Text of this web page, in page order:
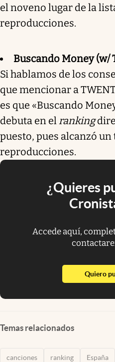
el noveno lugar de la
reproducciones.
Buscando Money (w/
Si hablamos de los
que mencionar a
es que «Buscando
debuta en elranking
puesto, pues alcanzó un
reproducciones.
¿Quieres
Accede aquí,
Quiero
Temas relacionados
canciones ranking España